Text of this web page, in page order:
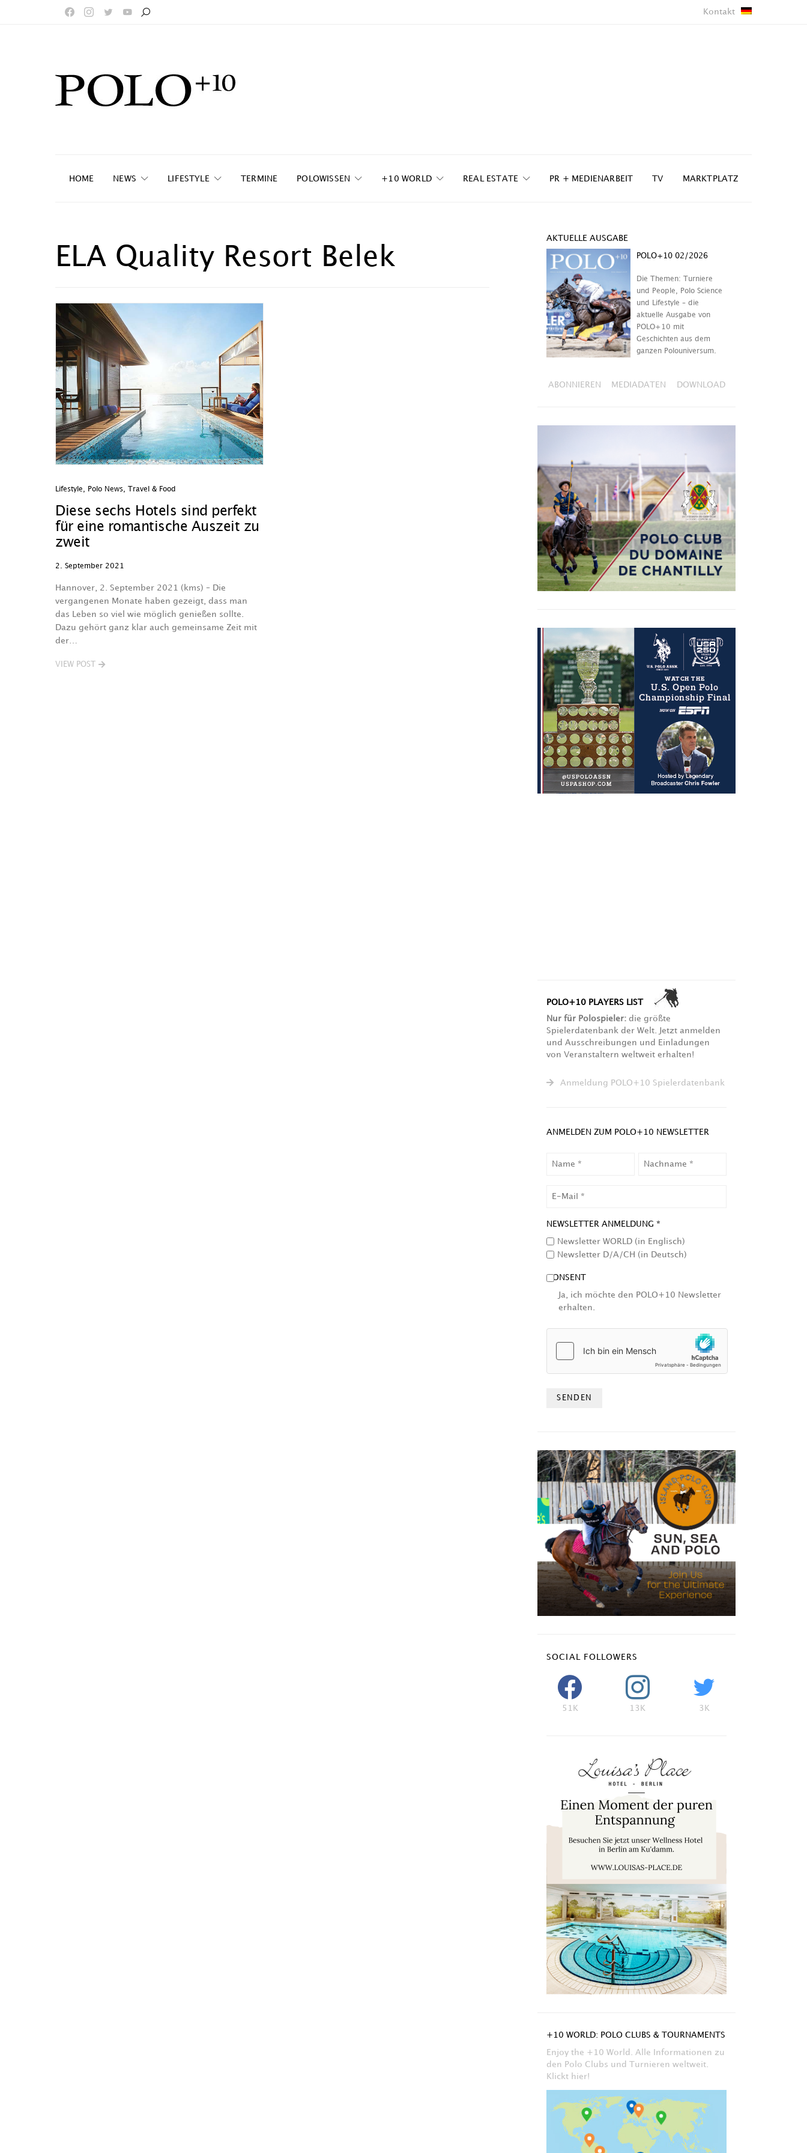
Kontakt
HOME NEWS LIFESTYLE TERMINE POLOWISSEN +10 WORLD REAL ESTATE PR + MEDIENARBEIT TV MARKTPLATZ
ELA Quality Resort Belek
Lifestyle Polo News Travel & Food
Diese sechs Hotels sind perfekt
für eine romantische Auszeit zu
zweit
2. September 2021
Hannover, 2. September 2021 (kms) – Die
vergangenen Monate haben gezeigt, dass man
das Leben so viel wie möglich genießen sollte.
Dazu gehört ganz klar auch gemeinsame Zeit mit
der…
VIEW POST
AKTUELLE AUSGABE
POLO+10 02/2026
Die Themen: Turniere
und People, Polo Science
und Lifestyle – die
aktuelle Ausgabe von
POLO+10 mit
Geschichten aus dem
ganzen Polouniversum.
ABONNIEREN MEDIADATEN DOWNLOAD
POLO+10 PLAYERS LIST
Nur für Polospieler: die größte
Spielerdatenbank der Welt. Jetzt anmelden
und Ausschreibungen und Einladungen
von Veranstaltern weltweit erhalten!
Anmeldung POLO+10 Spielerdatenbank
ANMELDEN ZUM POLO+10 NEWSLETTER
NEWSLETTER ANMELDUNG *
Newsletter WORLD (in Englisch)
Newsletter D/A/CH (in Deutsch)
CONSENT
Ja, ich möchte den POLO+10 Newsletter
erhalten.
SOCIAL FOLLOWERS
51K 13K 3K
+10 WORLD: POLO CLUBS & TOURNAMENTS
Enjoy the +10 World. Alle Informationen zu
den Polo Clubs und Turnieren weltweit.
Klickt hier!